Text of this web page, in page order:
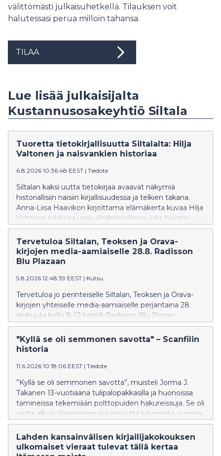
välittömästi julkaisuhetkellä. Tilauksen voit
halutessasi perua milloin tahansa.
TILAA
Lue lisää julkaisijalta
Kustannusosakeyhtiö Siltala
Tuoretta tietokirjallisuutta Siltalalta: Hilja
Valtonen ja naisvankien historiaa
6.8.2026 10:36:48 EEST | Tiedote
Siltalan kaksi uutta tietokirjaa avaavat näkymiä
historiallisiin naisiin kirjallisuudessa ja telkien takana.
Anna-Liisa Haavikon kirjoittama elämäkerta kuvaa Hilja
Valtosen rohkeaa uraa viihdekirjailijana, joka haastoi
aikansa naiskäsityksiä. Johanna Annolan teos
Raitahameessa kuvaa naisvankien arkea 1800-luvun
Suomessa.
Tervetuloa Siltalan, Teoksen ja Orava-
kirjojen media-aamiaiselle 28.8. Radisson
Blu Plazaan
5.8.2026 12:48:39 EEST | Kutsu
Tervetuloa jo perinteiselle Siltalan, Teoksen ja Orava-
kirjojen yhteiselle media-aamiaiselle perjantaina 28.
elokuuta kello 9–12 hotelli Radisson Blu Plazan
(Mikonkatu 23) Juho-Vilho-saliin.
"Kyllä se oli semmonen savotta" – Scanfilin
historia
11.6.2026 10:18:06 EEST | Tiedote
”Kyllä se oli semmonen savotta”, muisteli Jorma J.
Takanen 13-vuotiaana tulipalopakkasilla ja huonoissa
tamineissa tekemiään polttopuiden hakureissuja. Se oli
vasta alkua. Varsinainen suursavotta käynnistyi vuonna
1976, kun Takanen perusti Scanfilin.
Lahden kansainvälisen kirjailijakokouksen
ulkomaiset vieraat tulevat tällä kertaa